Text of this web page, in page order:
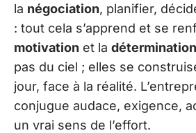
la négociation, planifier,
: tout cela s’apprend et se
motivation et la détermination
pas du ciel ; elles se
jour, face à la réalité.
conjugue audace, exigence,
un vrai sens de l’effort.